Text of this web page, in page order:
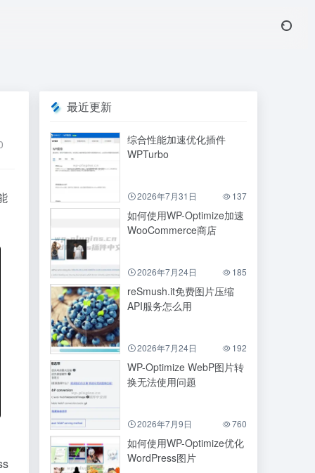
最近更新
综合性能加速优化插件
WPTurbo
2026年7月31日 137
如何使用WP-Optimize加速
WooCommerce商店
2026年7月24日 185
reSmush.it免费图片压缩
API服务怎么用
2026年7月24日 192
WP-Optimize WebP图片转
换无法使用问题
2026年7月9日 760
如何使用WP-Optimize优化
WordPress图片